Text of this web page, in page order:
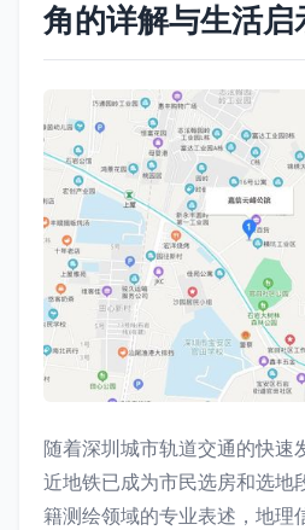
角的详解与生活启
随着深圳城市轨道交通的快速
近地铁已成为市民选房和选地
籍测绘领域的专业表述，地理